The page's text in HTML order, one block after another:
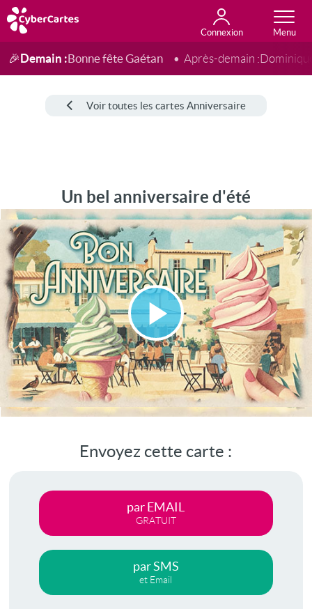
Connexion
Anniversaire
Fête du jour
Amour
Amitié
Merci
Toutes les cartes
🎉Demain :Bonne fête Gaétan Après-demain :
Voir toutes les cartes Anniversaire
Un bel anniversaire d'été
Lire
la
vidéo
Envoyez cette carte :
par EMAIL
GRATUIT
par SMS
et Email